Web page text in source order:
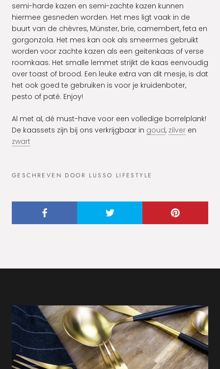
semi-harde kazen en semi-zachte kazen kunnen
hiermee gesneden worden. Het mes ligt vaak in de
buurt van de chèvres, Münster, brie, camembert, feta en
gorgonzola. Het mes kan ook als smeermes gebruikt
worden voor zachte kazen als een geitenkaas of verse
roomkaas. Het smalle lemmet strijkt de kaas eenvoudig
over toast of brood. Een leuke extra van dit mesje, is dat
het ook goed te gebruiken is voor je kruidenboter,
pesto of paté. Enjoy!
Al met al, dé must-have voor een volledige borrelplank!
De kaassets zijn bij ons verkrijgbaar in goud, zilver en
zwart
GESCHREVEN DOOR LUSSO LIFESTYLE